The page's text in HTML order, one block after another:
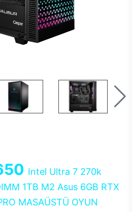
Intel Ultra 7 270k
1TB M2 Asus 6GB RTX
MASAÜSTÜ OYUN